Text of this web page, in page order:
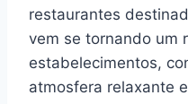
restaurantes
vem se tornando um
estabelecimentos,
atmosfera relaxante